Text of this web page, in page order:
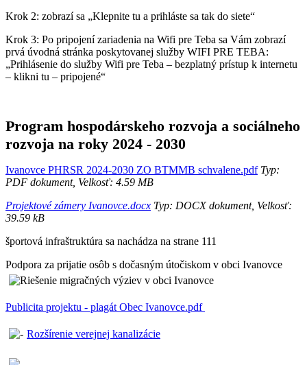
Krok 2: zobrazí sa „Klepnite tu a prihláste sa tak do siete“
Krok 3: Po pripojení zariadenia na Wifi pre Teba sa Vám zobrazí
prvá úvodná stránka poskytovanej služby WIFI PRE TEBA:
„Prihlásenie do služby Wifi pre Teba – bezplatný prístup k internetu
– klikni tu – pripojené“
Program hospodárskeho rozvoja a sociálneho
rozvoja na roky 2024 - 2030
Ivanovce PHRSR 2024-2030 ZO BTMMB schvalene.pdfTyp:
PDF dokument, Velkosť: 4.59 MB
Projektové zámery Ivanovce.docx Typ: DOCX dokument, Velkosť:
39.59 kB
športová infraštruktúra sa nachádza na strane 111
Podpora za prijatie osôb s dočasným útočiskom v obci Ivanovce
Publicita projektu - plagát Obec Ivanovce.pdf
Rozšírenie verejnej kanalizácie